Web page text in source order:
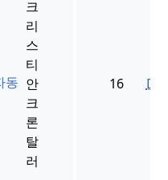
동
크
리
스
티
안
크
론
탈
러
16 DF